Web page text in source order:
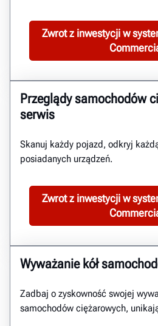
Zwrot z inwestycji w
Przeglądy samochodów
serwis
Skanuj każdy pojazd, odkryj
posiadanych urządzeń.
Zwrot z inwestycji w
Wyważanie kół
Zadbaj o zyskowność swojej
samochodów ciężarowych,